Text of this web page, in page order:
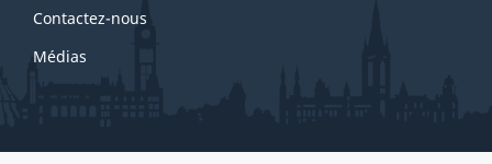
Contactez-nous
Médias